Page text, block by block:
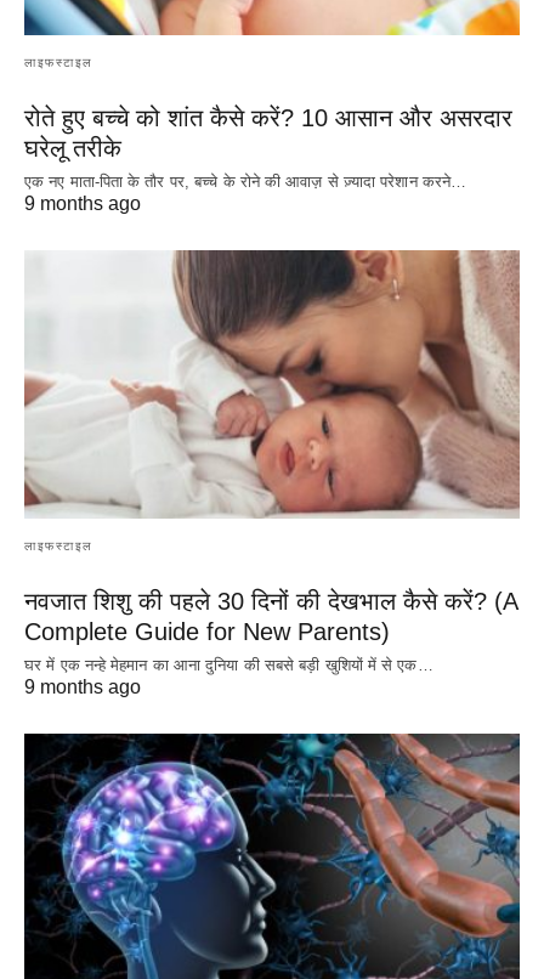
लाइफस्टाइल
रोते हुए बच्चे को शांत कैसे करें? 10 आसान और असरदार
घरेलू तरीके
एक नए माता-पिता के तौर पर, बच्चे के रोने की आवाज़ से ज़्यादा परेशान करने…
9 months ago
लाइफस्टाइल
नवजात शिशु की पहले 30 दिनों की देखभाल कैसे करें? (A
Complete Guide for New Parents)
घर में एक नन्हे मेहमान का आना दुनिया की सबसे बड़ी खुशियों में से एक…
9 months ago